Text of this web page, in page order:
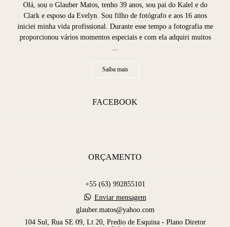
Olá, sou o Glauber Matos, tenho 39 anos, sou pai do Kalel e do
Clark e esposo da Evelyn. Sou filho de fotógrafo e aos 16 anos
iniciei minha vida profissional. Durante esse tempo a fotografia me
proporcionou vários momentos especiais e com ela adquiri muitos
...
Saiba mais
FACEBOOK
ORÇAMENTO
+55 (63) 992855101
Enviar mensagem
glauber.matos@yahoo.com
104 Sul, Rua SE 09, Lt 20, Predio de Esquina - Plano Diretor